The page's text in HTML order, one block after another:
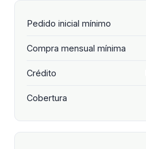
Pedido inicial mínimo
Compra mensual mínima
Crédito
Cobertura